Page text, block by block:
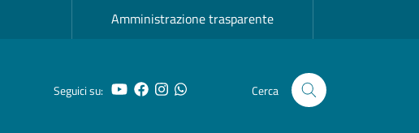
Amministrazione trasparente
Seguici su: YouTube
Facebook
Instagram
Whatsapp Cerca